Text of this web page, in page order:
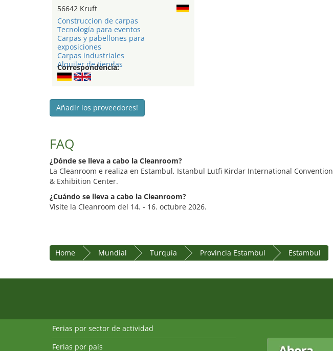
56642 Kruft
Construccion de carpas
Tecnología para eventos
Carpas y pabellones para
exposiciones
Carpas industriales
Alquiler de tiendas
Correspondencia:
Añadir los proveedores!
FAQ
¿Dónde se lleva a cabo la Cleanroom?
La Cleanroom e realiza en Estambul, Istanbul Lutfi Kirdar International Convention
& Exhibition Center.
¿Cuándo se lleva a cabo la Cleanroom?
Visite la Cleanroom del 14. - 16. octubre 2026.
Home Mundial Turquía Provincia Estambul Estambul
Ferias por sector de actividad
Ferias por país